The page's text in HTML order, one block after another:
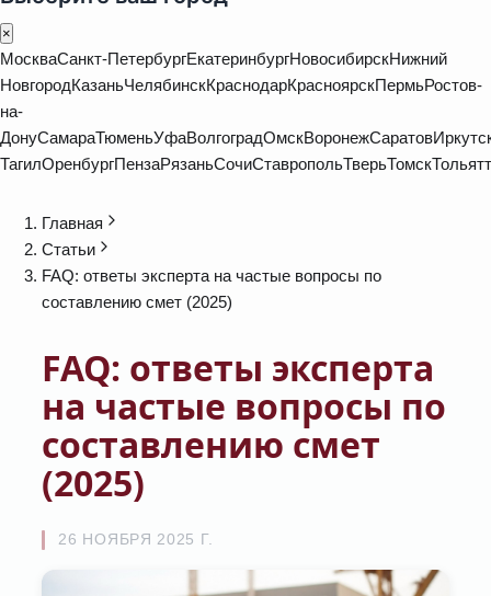
×
МоскваСанкт-ПетербургЕкатеринбургНовосибирскНижний
НовгородКазаньЧелябинскКраснодарКрасноярскПермьРостов-
на-
ДонуСамараТюменьУфаВолгоградОмскВоронежСаратов
ТагилОренбургПензаРязаньСочиСтавропольТверьТомск
Главная
Статьи
FAQ: ответы эксперта на частые вопросы по
составлению смет (2025)
FAQ: ответы эксперта
на частые вопросы по
составлению смет
(2025)
26 НОЯБРЯ 2025 Г.